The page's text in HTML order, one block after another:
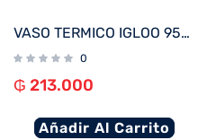
VASO TERMICO IGLOO 950ML ICE DYE AZUL C/PAJITA 71309
0
₲ 213.000
Añadir Al Carrito